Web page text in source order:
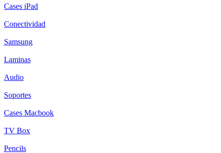
Cases iPad
Conectividad
Samsung
Laminas
Audio
Soportes
Cases Macbook
TV Box
Pencils